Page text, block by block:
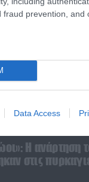
fraud prevention, and
Data Access
Η ανάρτηση
στις